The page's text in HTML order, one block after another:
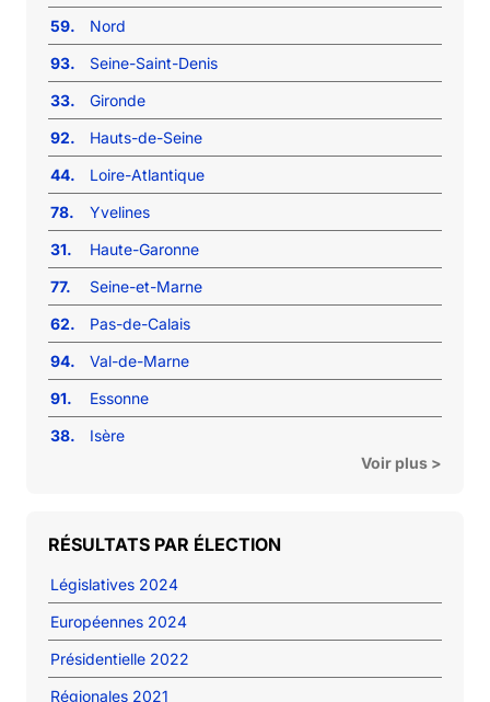
59.
Nord
93.
Seine-Saint-Denis
33.
Gironde
92.
Hauts-de-Seine
44.
Loire-Atlantique
78.
Yvelines
31.
Haute-Garonne
77.
Seine-et-Marne
62.
Pas-de-Calais
94.
Val-de-Marne
91.
Essonne
38.
Isère
Voir plus >
RÉSULTATS PAR ÉLECTION
Législatives 2024
Européennes 2024
Présidentielle 2022
Régionales 2021